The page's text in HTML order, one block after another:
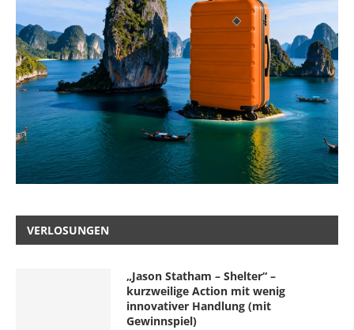
VERLOSUNGEN
„Jason Statham – Shelter“ –
kurzweilige Action mit wenig
innovativer Handlung (mit
Gewinnspiel)